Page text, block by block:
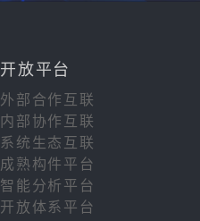
开放平台
外部合作互联
内部协作互联
系统生态互联
成熟构件平台
智能分析平台
开放体系平台